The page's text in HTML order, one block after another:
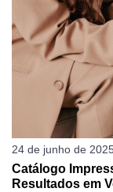
24 de junho de
Catálogo
Resultados em